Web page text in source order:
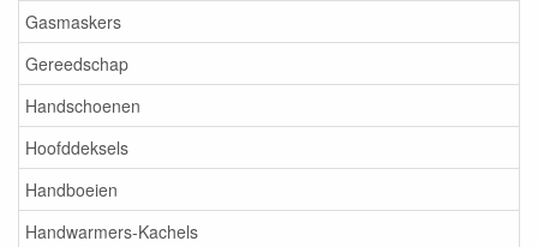
Gasmaskers
Gereedschap
Handschoenen
Hoofddeksels
Handboeien
Handwarmers-Kachels